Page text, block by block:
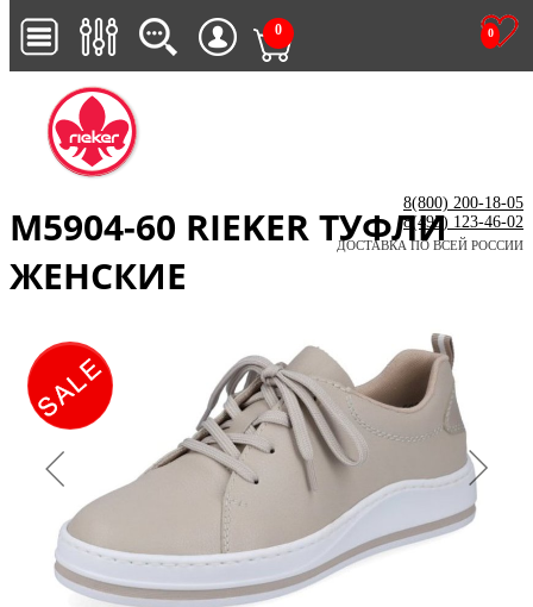
0
0
8(800) 200-18-05
8(495) 123-46-02
ДОСТАВКА ПО ВСЕЙ РОССИИ
M5904-60 RIEKER ТУФЛИ
ЖЕНСКИЕ